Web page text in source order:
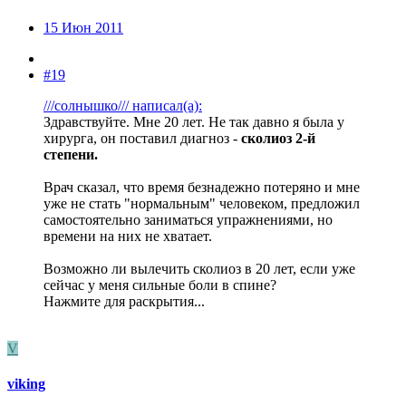
15 Июн 2011
#19
///солнышко/// написал(а):
Здравствуйте. Мне 20 лет. Не так давно я была у
хирурга, он поставил диагноз - сколиоз 2-й
степени.
Врач сказал, что время безнадежно потеряно и мне
уже не стать "нормальным" человеком, предложил
самостоятельно заниматься упражнениями, но
времени на них не хватает.
Возможно ли вылечить сколиоз в 20 лет, если уже
сейчас у меня сильные боли в спине?
Нажмите для раскрытия...
V
viking